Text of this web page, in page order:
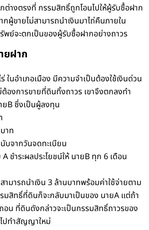
ต่างตรงที่ กรรมสิทธิ์ถูกโอนไปให้ผู้รับซื้อฝาก
ผู้ขายไม่สามารถนำเงินมาไถ่คืนภายใน
พย์จะตกเป็นของผู้รับซื้อฝากอย่างถาวร
ฝาก
ในอำเภอเมือง มีความจำเป็นต้องใช้เงินด่วน
องการขายที่ดินทิ้งถาวร เขาจึงตกลงทำ
B ซึ่งเป็นผู้ลงทุน
าท
นับจากวันจดทะเบียน
ชำระผลประโยชน์ให้ นายB ทุก 6 เดือน
ามารถนำเงิน 3 ล้านบาทพร้อมค่าใช้จ่ายตาม
มสิทธิ์ที่ดินก็จะกลับมาเป็นของ นายA แต่ถ้า
อน ที่ดินดังกล่าวจะเป็นกรรมสิทธิ์ถาวรของ
ปทำสัญญาใหม่